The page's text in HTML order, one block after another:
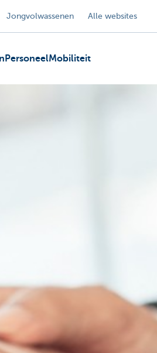
Jongvolwassenen Alle websites
PersoneelMobiliteit